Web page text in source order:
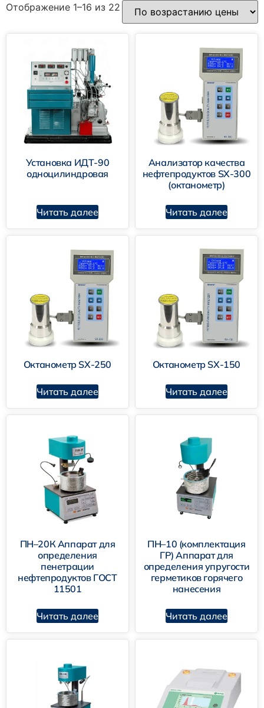
Отображение 1–16 из 22
Установка ИДТ-90
одноцилиндровая
Читать далее
Анализатор качества
нефтепродуктов SX-300
(октанометр)
Читать далее
Октанометр SX-250
Читать далее
Октанометр SX-150
Читать далее
ПН–20К Аппарат для
определения
пенетрации
нефтепродуктов ГОСТ
11501
Читать далее
ПН–10 (комплектация
ГР) Аппарат для
определения упругости
герметиков горячего
нанесения
Читать далее